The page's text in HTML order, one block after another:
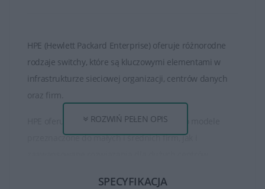
HPE (Hewlett Packard Enterprise) oferuje różnorodne
rodzaje switchy, które są kluczowymi elementami w
infrastrukturze sieciowej organizacji, centrów danych
oraz firm.
HPE oferuje szereg switchy, w tym zarówno modele
przeznaczone do małych i średnich firm, jak i
ROZWIŃ PEŁEN OPIS
SPECYFIKACJA